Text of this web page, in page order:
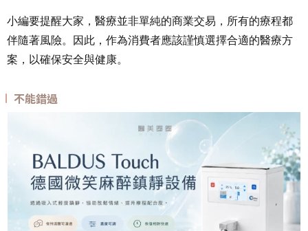
小編要提醒大家，醫療並非單純的商業交易，所有的療程都
伴隨著風險。因此，作為消費者應該謹慎選擇合適的醫療方
案，以確保安全與健康。
不能錯過